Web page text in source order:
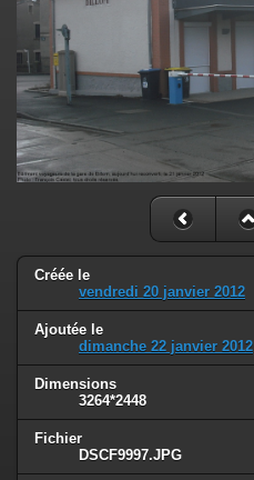
Créée le
vendredi 20 janvier 2012
Ajoutée le
dimanche 22 janvier 2012
Dimensions
3264*2448
Fichier
DSCF9997.JPG